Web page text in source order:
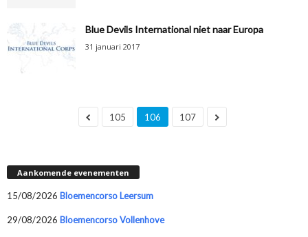
Blue Devils International niet naar Europa
31 januari 2017
105 106 107
Aankomende evenementen
15/08/2026 Bloemencorso Leersum
29/08/2026 Bloemencorso Vollenhove